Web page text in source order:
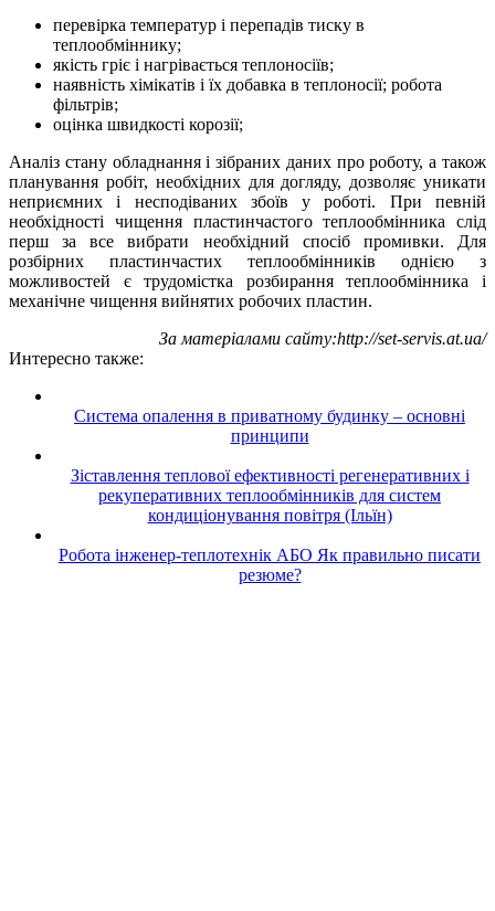
перевірка температур і перепадів тиску в
теплообміннику;
якість гріє і нагрівається теплоносіїв;
наявність хімікатів і їх добавка в теплоносії; робота
фільтрів;
оцінка швидкості корозії;
Аналіз стану обладнання і зібраних даних про роботу, а також
планування робіт, необхідних для догляду, дозволяє уникати
неприємних і несподіваних збоїв у роботі. При певній
необхідності чищення пластинчастого теплообмінника слід
перш за все вибрати необхідний спосіб промивки. Для
розбірних пластинчастих теплообмінників однією з
можливостей є трудомістка розбирання теплообмінника і
механічне чищення вийнятих робочих пластин.
За матеріалами сайту:http://set-servis.at.ua/
Интересно также:
Система опалення в приватному будинку – основні
принципи
Зіставлення теплової ефективності регенеративних і
рекуперативних теплообмінників для систем
кондиціонування повітря (Ільїн)
Робота інженер-теплотехнік АБО Як правильно писати
резюме?